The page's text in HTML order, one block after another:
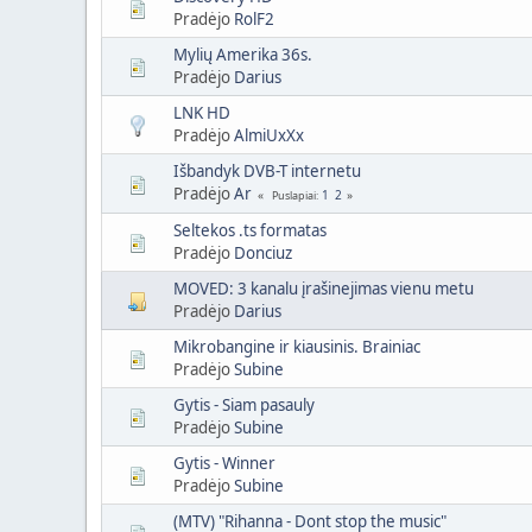
Pradėjo RolF2
Mylių Amerika 36s.
Pradėjo Darius
LNK HD
PradėjoAlmiUxXx
Išbandyk DVB-T internetu
PradėjoAr Puslapiai 1 2
Seltekos .ts formatas
Pradėjo Donciuz
MOVED: 3 kanalu įrašinejimas vienu metu
Pradėjo Darius
Mikrobangine ir kiausinis. Brainiac
PradėjoSubine
Gytis - Siam pasauly
PradėjoSubine
Gytis - Winner
PradėjoSubine
(MTV) "Rihanna - Dont stop the music"